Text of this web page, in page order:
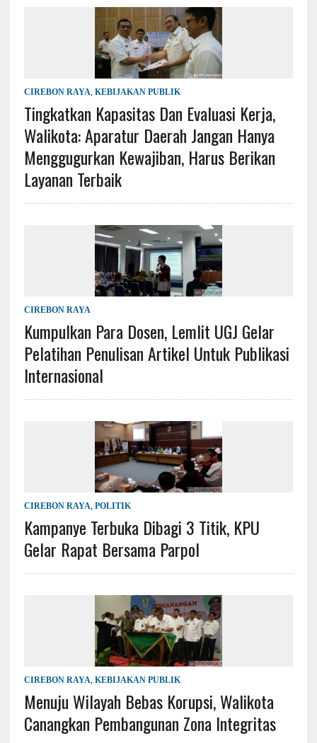
CIREBON RAYA, KEBIJAKAN PUBLIK
Tingkatkan Kapasitas Dan Evaluasi Kerja,
Walikota: Aparatur Daerah Jangan Hanya
Menggugurkan Kewajiban, Harus Berikan
Layanan Terbaik
CIREBON RAYA
Kumpulkan Para Dosen, Lemlit UGJ Gelar
Pelatihan Penulisan Artikel Untuk Publikasi
Internasional
CIREBON RAYA, POLITIK
Kampanye Terbuka Dibagi 3 Titik, KPU
Gelar Rapat Bersama Parpol
CIREBON RAYA, KEBIJAKAN PUBLIK
Menuju Wilayah Bebas Korupsi, Walikota
Canangkan Pembangunan Zona Integritas